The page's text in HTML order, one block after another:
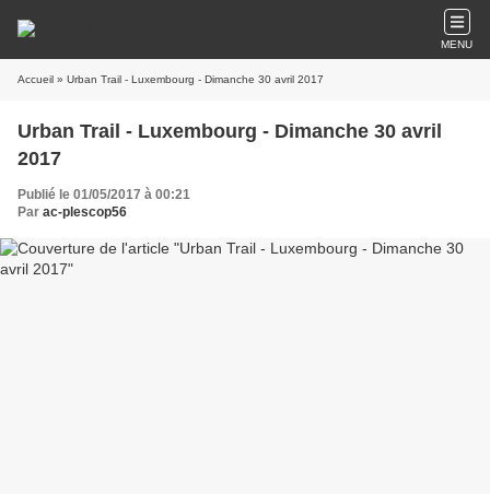
MENU
Accueil » Urban Trail - Luxembourg - Dimanche 30 avril 2017
Urban Trail - Luxembourg - Dimanche 30 avril
2017
Publié le 01/05/2017 à 00:21
Par ac-plescop56